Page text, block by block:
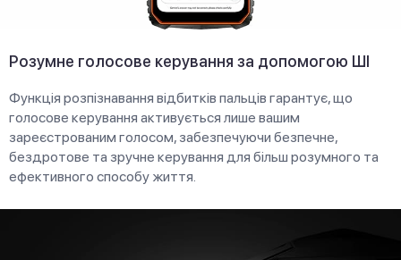
Розумне голосове керування за допомогою ШІ
Функція розпізнавання відбитків пальців гарантує, що
голосове керування активується лише вашим
зареєстрованим голосом, забезпечуючи безпечне,
бездротове та зручне керування для більш розумного та
ефективного способу життя.